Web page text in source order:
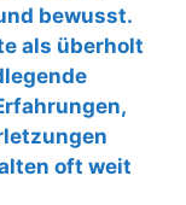
bewusst.
als überholt
oft weit